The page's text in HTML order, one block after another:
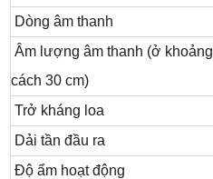
Dòng âm thanh
Âm lượng âm thanh (ở khoảng
cách 30 cm)
Trở kháng loa
Dải tần đầu ra
Độ ẩm hoạt động